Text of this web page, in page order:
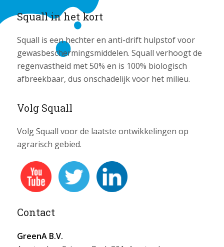
Squall in het kort
Squall is een hechter en anti-drift hulpstof voor
gewasbeschermingsmiddelen. Squall verhoogt de
regenvastheid met 50% en is 100% biologisch
afbreekbaar, dus onschadelijk voor het milieu.
Volg Squall
Volg Squall voor de laatste ontwikkelingen op
agrarisch gebied.
Contact
GreenA B.V.